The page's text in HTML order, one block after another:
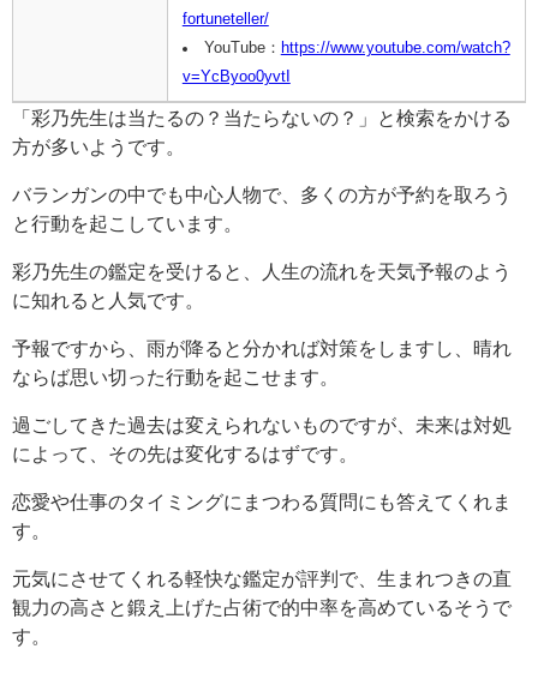
fortuneteller/
YouTube： https://www.youtube.com/watch?
v=YcByoo0yvtI
「彩乃先生は当たるの？当たらないの？」と検索をかける
方が多いようです。
バランガンの中でも中心人物で、多くの方が予約を取ろう
と行動を起こしています。
彩乃先生の鑑定を受けると、人生の流れを天気予報のよう
に知れると人気です。
予報ですから、雨が降ると分かれば対策をしますし、晴れ
ならば思い切った行動を起こせます。
過ごしてきた過去は変えられないものですが、未来は対処
によって、その先は変化するはずです。
恋愛や仕事のタイミングにまつわる質問にも答えてくれま
す。
元気にさせてくれる軽快な鑑定が評判で、生まれつきの直
観力の高さと鍛え上げた占術で的中率を高めているそうで
す。